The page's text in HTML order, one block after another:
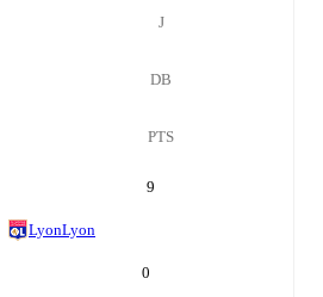
J
DB
PTS
9
LyonLyon
0